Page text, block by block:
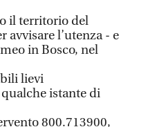
il territorio del
l’utenza - e
in Bosco, nel
lievi
istante di
800.713900,